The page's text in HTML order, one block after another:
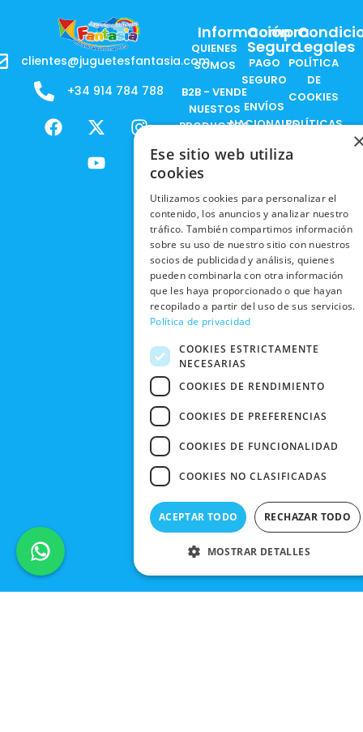
clientes@juguetesfantasia.com
+34 914 784 788
F
a
X
-
t
w
I
n
m
Y
o
u
t
Información
QUIENES
SOMOS
B2B - VENDE
NUESTOS
PRODUCTOS
RESPONSABILIDAD
SOCIAL
TRABAJA
CON
NOSOTROS
NUESTRAS
TIENDAS
BLACK
FRIDAY
CONTACTO
Compra
Segura
PAGO
SEGURO
ENVÍOS
NACIONALES
ENVÍOS
RECOGIDA
EN TIENDA
DEVOLUCIONES
Y CAMBIOS
CANCELAR
PEDIDO
Legales
POLÍTICA
DE
COOKIES
POLÍTICAS
PRIVACIDAD
POLÍTICA DE
PRIVACIDAD
CONDICIONES
DE COMPRA
Ese sitio web utiliza
cookies
Utilizamos cookies para personalizar el
contenido, los anuncios y analizar nuestro
tráfico. También compartimos información
sobre su uso de nuestro sitio con nuestros
socios de publicidad y análisis, quienes
pueden combinarla con otra información
que les haya proporcionado o que hayan
recopilado a partir del uso de sus servicios.
Política de privacidad
COOKIES ESTRICTAMENTE
NECESARIAS
COOKIES DE RENDIMIENTO
COOKIES DE PREFERENCIAS
COOKIES DE FUNCIONALIDAD
COOKIES NO CLASIFICADAS
ACEPTAR TODO RECHAZAR TODO
MOSTRAR DETALLES